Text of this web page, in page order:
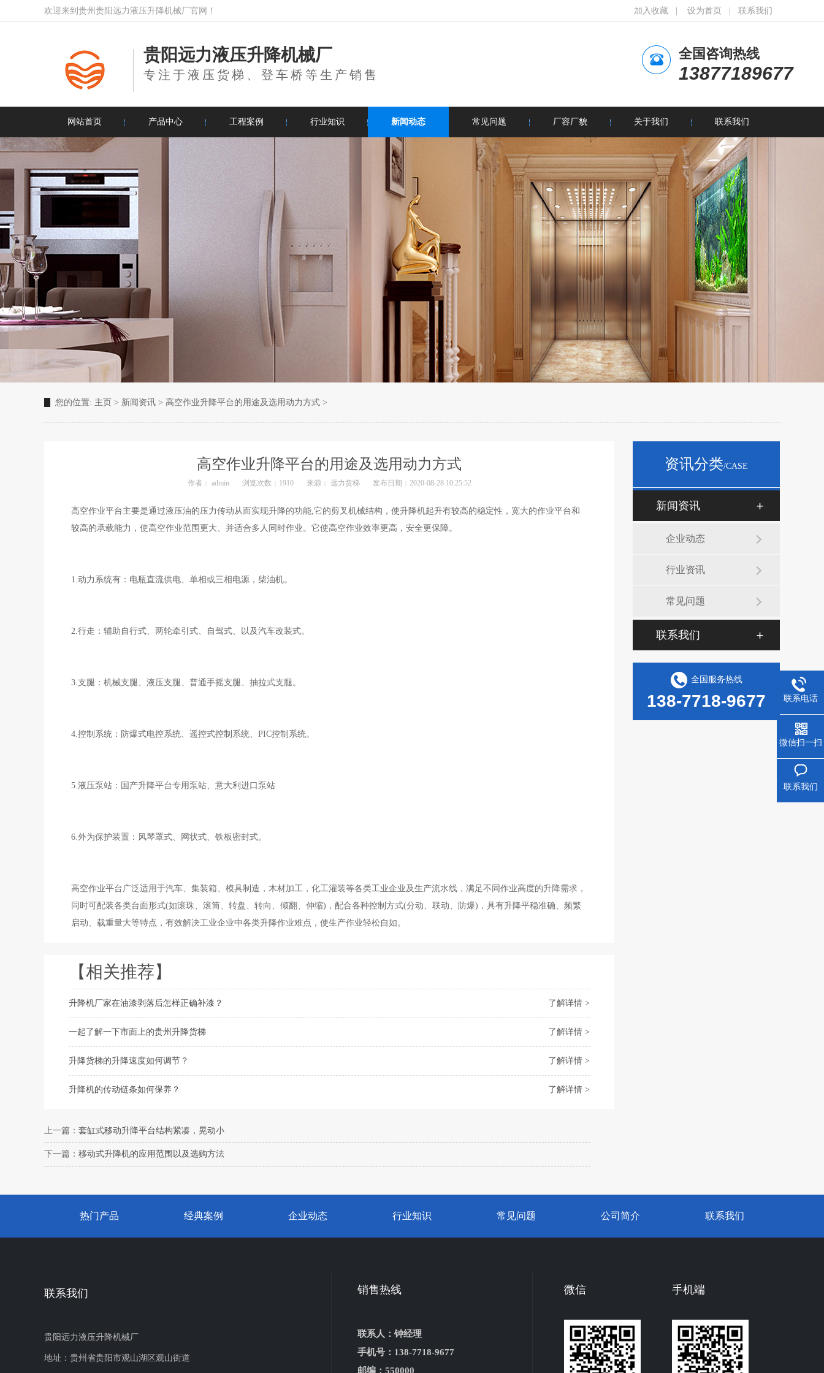
欢迎来到贵州贵阳远力液压升降机械厂官网！ 加入收藏 设为首页 联系我们
贵阳远力液压升降机械厂
专注于液压货梯、登车桥等生产销售
全国咨询热线
13877189677
网站首页 产品中心 工程案例 行业知识 新闻动态 常见问题 厂容厂貌 关于我们 联系我们
您的位置: 主页 > 新闻资讯 > 高空作业升降平台的用途及选用动力方式 >
高空作业升降平台的用途及选用动力方式
作者： admin 浏览次数：1910 来源： 远力货梯 发布日期：2020-08-28 10:25:52
高空作业平台主要是通过液压油的压力传动从而实现升降的功能,它的剪叉机械结构，使升降机起升有较高的稳定性，宽大的作业平台和
较高的承载能力，使高空作业范围更大、并适合多人同时作业。它使高空作业效率更高，安全更保障。
1.动力系统有：电瓶直流供电、单相或三相电源，柴油机。
2.行走：辅助自行式、两轮牵引式、自驾式、以及汽车改装式。
3.支腿：机械支腿、液压支腿、普通手摇支腿、抽拉式支腿。
4.控制系统：防爆式电控系统、遥控式控制系统、PIC控制系统。
5.液压泵站：国产升降平台专用泵站、意大利进口泵站
6.外为保护装置：风琴罩式、网状式、铁板密封式。
高空作业平台广泛适用于汽车、集装箱、模具制造，木材加工，化工灌装等各类工业企业及生产流水线，满足不同作业高度的升降需求，
同时可配装各类台面形式(如滚珠、滚筒、转盘、转向、倾翻、伸缩)，配合各种控制方式(分动、联动、防爆)，具有升降平稳准确、频繁
启动、载重量大等特点，有效解决工业企业中各类升降作业难点，使生产作业轻松自如。
【相关推荐】
了解详情 >
升降机厂家在油漆剥落后怎样正确补漆？
了解详情 >
一起了解一下市面上的贵州升降货梯
了解详情 >
升降货梯的升降速度如何调节？
了解详情 >
升降机的传动链条如何保养？
上一篇： 套缸式移动升降平台结构紧凑，晃动小
下一篇： 移动式升降机的应用范围以及选购方法
资讯分类/CASE
新闻资讯
企业动态
行业资讯
常见问题
联系我们
全国服务热线
138-7718-9677
热门产品 经典案例 企业动态 行业知识 常见问题 公司简介 联系我们
联系我们
贵阳远力液压升降机械厂
地址：贵州省贵阳市观山湖区观山街道
销售热线
联系人：钟经理
手机号：138-7718-9677
邮编：550000
手机端
微信
联系电话
微信扫一扫
联系我们